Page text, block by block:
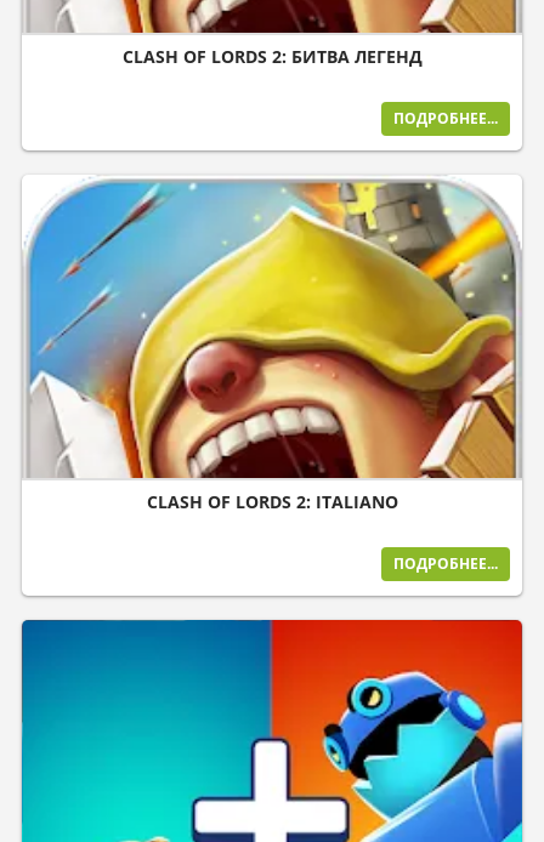
CLASH OF LORDS 2: БИТВА ЛЕГЕНД
ПОДРОБНЕЕ...
CLASH OF LORDS 2: ITALIANO
ПОДРОБНЕЕ...